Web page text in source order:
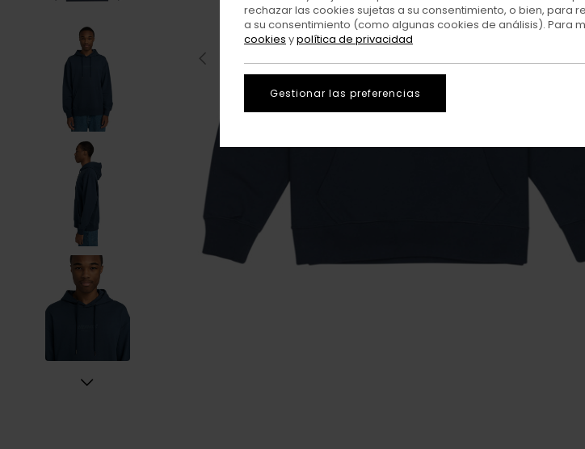
rechazar las cookies sujetas a su consentimiento, o bien, para
a su consentimiento (como algunas cookies de análisis). Para
cookies ypolítica de privacidad
Gestionar las preferencias